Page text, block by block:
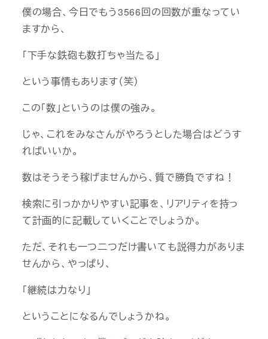
僕の場合、今日でもう3566回の回数が重なってい
ますから、
「下手な鉄砲も数打ちゃ当たる」
という事情もあります（笑）
この「数」というのは僕の強み。
じゃ、これをみなさんがやろうとした場合はどうす
ればいいか。
数はそうそう稼げませんから、質で勝負ですね！
検索に引っかかりやすい記事を、リアリティを持っ
て計画的に記載していくことでしょうか。
ただ、それも一つ二つだけ書いても説得力がありま
せんから、やっぱり、
「継続は力なり」
ということになるんでしょうかね。